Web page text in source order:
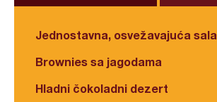
Jednostavna, osvežavajuća
Brownies sa jagodama
Hladni čokoladni dezert